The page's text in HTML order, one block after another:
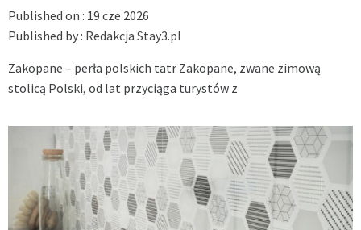
Published on : 19 cze 2026
Published by : Redakcja Stay3.pl
Zakopane – perła polskich tatr Zakopane, zwane zimową
stolicą Polski, od lat przyciąga turystów z